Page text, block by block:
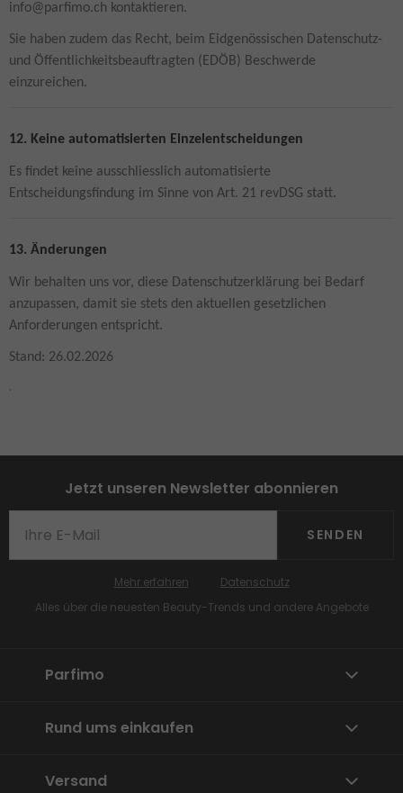
info@parfimo.ch kontaktieren.
Sie haben zudem das Recht, beim Eidgenössischen Datenschutz-
und Öffentlichkeitsbeauftragten (EDÖB) Beschwerde
einzureichen.
12. Keine automatisierten Einzelentscheidungen
Es findet keine ausschliesslich automatisierte
Entscheidungsfindung im Sinne von Art. 21 revDSG statt.
13. Änderungen
Wir behalten uns vor, diese Datenschutzerklärung bei Bedarf
anzupassen, damit sie stets den aktuellen gesetzlichen
Anforderungen entspricht.
Stand: 26.02.2026
.
Jetzt unseren Newsletter abonnieren
SENDEN
Alles über die neuesten Beauty-Trends und andere Angebote
Mehr erfahren Datenschutz
Parfimo
Rund ums einkaufen
Versand